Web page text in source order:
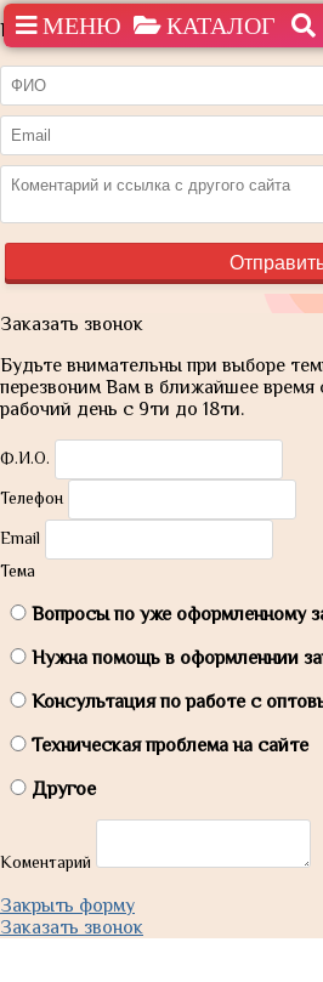
Нашли дешевле?
Заказать звонок
Будьте внимательны при выборе
перезвоним Вам в ближайшее время
рабочий день с 9ти до 18ти.
Ф.И.О.
Телефон
Email
Тема
Вопросы по уже оформленному
Нужна помощь в оформленнии
Консультация по работе с
Техническая проблема на сайте
Другое
Коментарий
Закрыть форму
Заказать звонок
МЕНЮ КАТАЛОГ